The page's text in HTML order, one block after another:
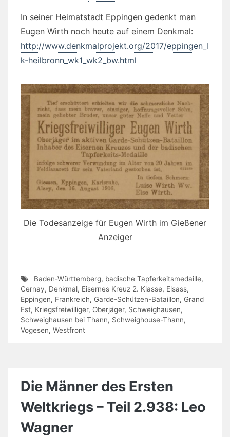
In seiner Heimatstadt Eppingen gedenkt man
Eugen Wirth noch heute auf einem Denkmal:
http://www.denkmalprojekt.org/2017/eppingen_l
k-heilbronn_wk1_wk2_bw.html
Die Todesanzeige für Eugen Wirth im Gießener
Anzeiger
Baden-Württemberg, badische Tapferkeitsmedaille,
Cernay, Denkmal, Eisernes Kreuz 2. Klasse, Elsass,
Eppingen, Frankreich, Garde-Schützen-Bataillon, Grand
Est, Kriegsfreiwilliger, Oberjäger, Schweighausen,
Schweighausen bei Thann, Schweighouse-Thann,
Vogesen, Westfront
Die Männer des Ersten
Weltkriegs – Teil 2.938: Leo
Wagner